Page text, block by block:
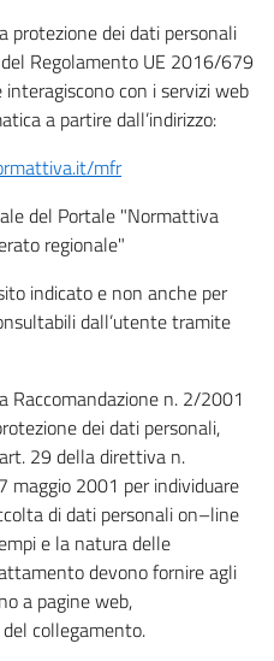
protezione dei dati personali
Regolamento UE 2016/679
interagiscono con i servizi web
a partire dall’indirizzo:
mfr
del Portale "Normattiva
regionale"
indicato e non anche per
dall’utente tramite
Raccomandazione n. 2/2001
dei dati personali,
29 della direttiva n.
2001 per individuare
di dati personali on–line
e la natura delle
devono fornire agli
a pagine web,
collegamento.